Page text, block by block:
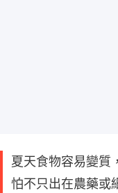
夏天食物容易變質
怕不只出在農藥或